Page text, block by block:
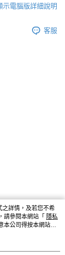
示電腦版詳細說明
客服
之詳情，及若您不希
請參閱本網站「 隱私
本公司得按本網站使